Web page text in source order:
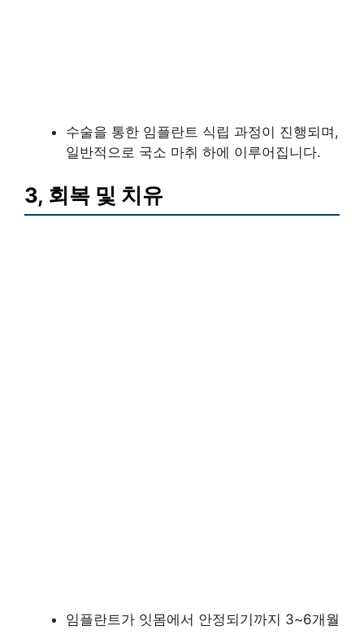
수술을 통한 임플란트 식립 과정이 진행되며,
일반적으로 국소 마취 하에 이루어집니다.
3, 회복 및 치유
임플란트가 잇몸에서 안정되기까지 3~6개월